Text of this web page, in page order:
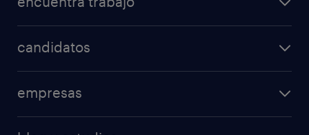
candidatos
empresas